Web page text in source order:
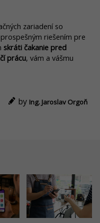
zariadení so
riešením pre
skráti čakanie pred
prácu, vám a vášmu
by Ing. Jaroslav Orgoň